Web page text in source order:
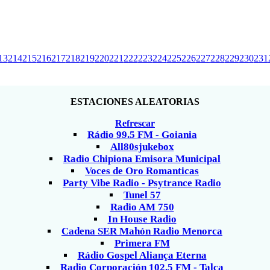
214215216217218219220221 222223224225226227228229230231
ESTACIONES ALEATORIAS
Refrescar
Rádio 99.5 FM - Goiania
All80sjukebox
Radio Chipiona Emisora Municipal
Voces de Oro Romanticas
Party Vibe Radio - Psytrance Radio
Tunel 57
Radio AM 750
In House Radio
Cadena SER Mahón Radio Menorca
Primera FM
Rádio Gospel Aliança Eterna
Radio Corporación 102.5 FM - Talca